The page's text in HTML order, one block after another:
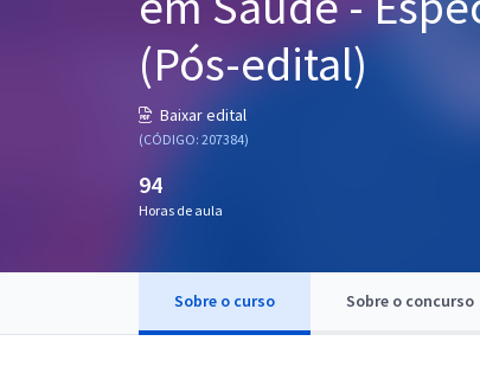
Conteúdo gratuito
Blog
(Pós-edital)
Baixar edital
(CÓDIGO: 207384)
94
Horas de aula
Sobre o curso Sobre o concurso